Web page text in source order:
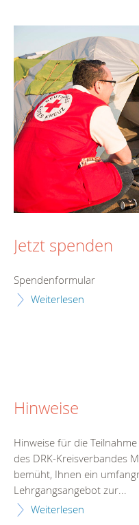
Jetzt spenden
Spendenformular
Weiterlesen
Hinweise
Hinweise für die
des DRK-Kreisverbandes
bemüht, Ihnen ein
Lehrgangsangebot zur...
Weiterlesen